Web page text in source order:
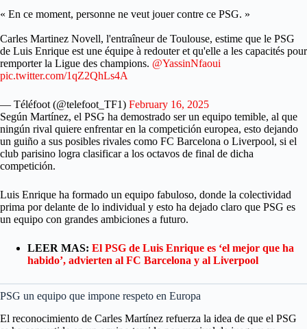
« En ce moment, personne ne veut jouer contre ce PSG. »
Carles Martinez Novell, l'entraîneur de Toulouse, estime que le PSG
de Luis Enrique est une équipe à redouter et qu'elle a les capacités pour
remporter la Ligue des champions. @YassinNfaoui
pic.twitter.com/1qZ2QhLs4A
— Téléfoot (@telefoot_TF1) February 16, 2025
Según Martínez, el PSG ha demostrado ser un equipo temible, al que
ningún rival quiere enfrentar en la competición europea, esto dejando
un guiño a sus posibles rivales como FC Barcelona o Liverpool, si el
club parisino logra clasificar a los octavos de final de dicha
competición.
Luis Enrique ha formado un equipo fabuloso, donde la colectividad
prima por delante de lo individual y esto ha dejado claro que PSG es
un equipo con grandes ambiciones a futuro.
LEER MAS: El PSG de Luis Enrique es ‘el mejor que ha
habido’, advierten al FC Barcelona y al Liverpool
PSG un equipo que impone respeto en Europa
El reconocimiento de Carles Martínez refuerza la idea de que el PSG